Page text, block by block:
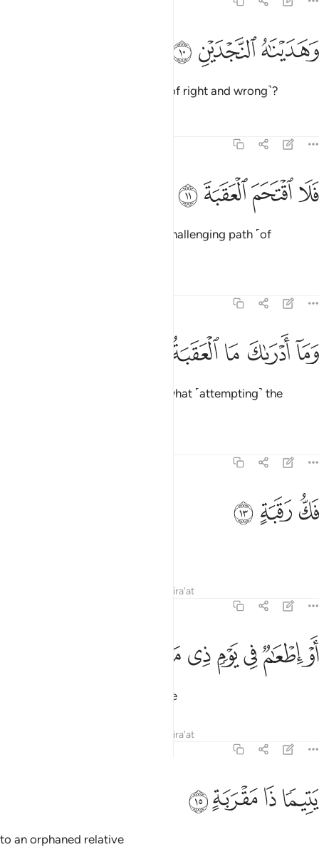
وهديناه النجدين ١٠
وَهَدَيْنَـٰهُ ٱلنَّجْدَيْنِ ١٠
ﲛﲜﲝ
and shown them the two ways ˹of right and wrong˺?
فلا اقتحم العقبة ١١
فَلَا ٱقْتَحَمَ ٱلْعَقَبَةَ ١١
ﲞﲟﲠﲡ
If only they had attempted the challenging path ˹of
وما ادراك ما العقبة ١٢
وَمَآ أَدْرَىٰكَ مَا ٱلْعَقَبَةُ ١٢
ﲢﲣ ﲤﲥ
And what will make you realize what ˹attempting˺ the
فك رقبة ١٣
فَكُّ رَقَبَةٍ ١٣
ﲧﲨﲩ
Qira'at
او اطعام في يوم ذي مسغبة ١٤
أَوْ إِطْعَـٰمٌۭ فِى يَوْمٍۢ ذِى مَسْغَبَةٍۢ ١٤
ﲪﲫﲬﲭﲮﲯ
or to give food in times of famine
Qira'at
يتيما ذا مقربة ١٥
يَتِيمًۭا ذَا مَقْرَبَةٍ ١٥
ﲱﲲﲳﲴ
to an orphaned relative